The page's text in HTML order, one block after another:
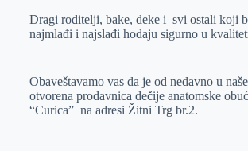
e
b
o
k
s
e
g
e
k
e
I
n
e
r
s
p
p
i
l
Dragi roditelji, bake, deke i svi ostali koji
najmlađi i najslađi hodaju sigurno u
Obaveštavamo vas da je od nedavno u
otvorena prodavnica dečije anatomske
“Curica” na adresi Žitni Trg br.2.